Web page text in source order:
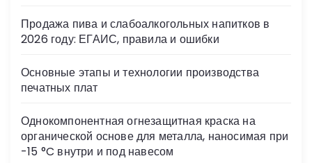
Продажа пива и слабоалкогольных напитков в
2026 году: ЕГАИС, правила и ошибки
Основные этапы и технологии производства
печатных плат
Однокомпонентная огнезащитная краска на
органической основе для металла, наносимая при
-15 °C внутри и под навесом